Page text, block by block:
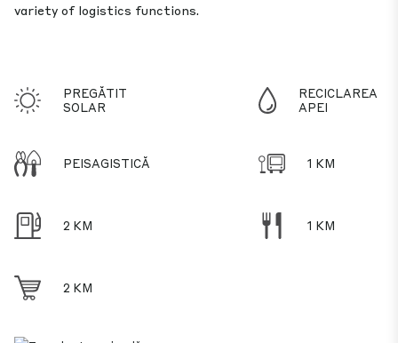
variety of logistics functions.
PREGĂTIT
SOLAR
RECICLAREA
APEI
PEISAGISTICĂ 1 KM
2 KM 1 KM
2 KM